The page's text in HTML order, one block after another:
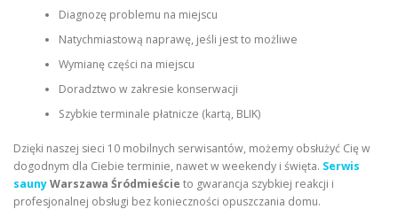
Diagnozę problemu na miejscu
Natychmiastową naprawę, jeśli jest to możliwe
Wymianę części na miejscu
Doradztwo w zakresie konserwacji
Szybkie terminale płatnicze (kartą, BLIK)
Dzięki naszej sieci 10 mobilnych serwisantów, możemy obsłużyć Cię w
dogodnym dla Ciebie terminie, nawet w weekendy i święta. Serwis
saunyWarszawa Śródmieście to gwarancja szybkiej reakcji i
profesjonalnej obsługi bez konieczności opuszczania domu.